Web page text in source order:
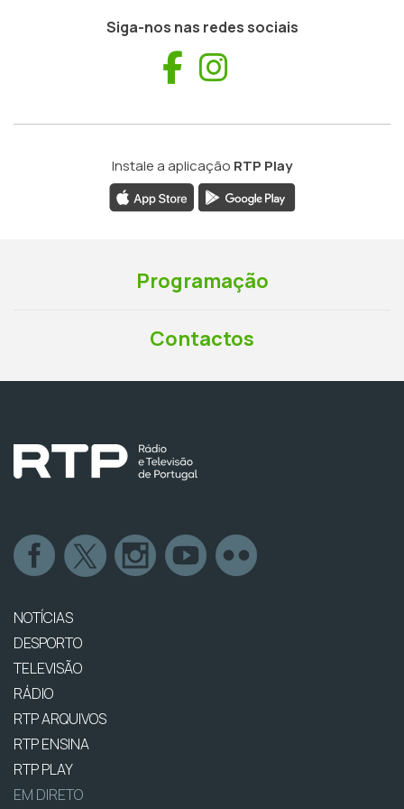
Siga-nos nas redes sociais
Facebook
Instale a aplicação RTP Play
Programação
Contactos
NOTÍCIAS
DESPORTO
TELEVISÃO
RÁDIO
RTP ARQUIVOS
RTP ENSINA
RTP PLAY
EM DIRETO